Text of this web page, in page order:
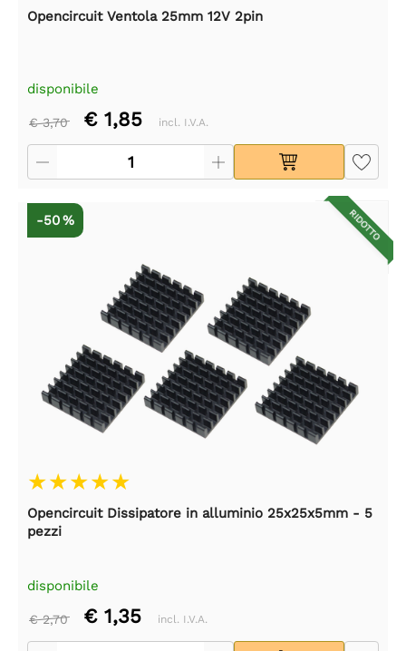
Opencircuit Ventola 25mm 12V 2pin
disponibile
€ 3,70 € 1,85 incl. I.V.A.
RIDOTTO
-50 %
Opencircuit Dissipatore in alluminio 25x25x5mm - 5
pezzi
disponibile
€ 2,70 € 1,35 incl. I.V.A.